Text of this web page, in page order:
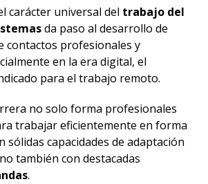
carácter universal del trabajo del
da paso al desarrollo de
contactos profesionales y
en la era digital, el
para el trabajo remoto.
no solo forma profesionales
trabajar eficientemente en forma
sólidas capacidades de adaptación
también con destacadas
.